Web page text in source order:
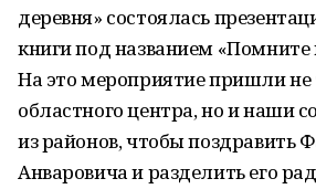
деревня» состоялась
книги под названием
На это мероприятие пришли
областного центра, но и наши
из районов, чтобы поздравить
Анваровича и разделить его